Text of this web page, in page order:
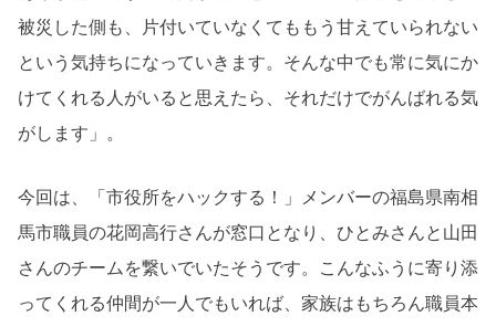
被災した側も、片付いていなくてももう甘えていられない
という気持ちになっていきます。そんな中でも常に気にか
けてくれる人がいると思えたら、それだけでがんばれる気
がします」。
今回は、「市役所をハックする！」メンバーの福島県南相
馬市職員の花岡高行さんが窓口となり、ひとみさんと山田
さんのチームを繋いでいたそうです。こんなふうに寄り添
ってくれる仲間が一人でもいれば、家族はもちろん職員本